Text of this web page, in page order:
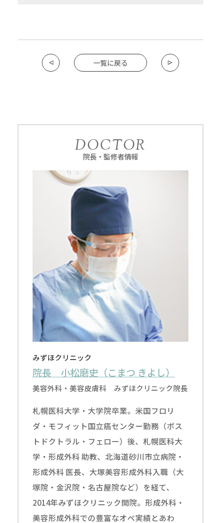
一覧に戻る
DOCTOR
院長・監修者情報
みずほクリニック
院長 小松磨史（こまつ きよし）
美容外科・美容皮膚科 みずほクリニック院長
札幌医科大学・大学院卒業。米国フロリ
ダ・モフィット国立癌センター勤務（ポス
トドクトラル・フェロー）後、札幌医科大
学・形成外科 助教、北海道砂川市立病院・
形成外科 医長、大塚美容形成外科入職（大
塚院・金沢院・名古屋院など）を経て、
2014年みずほクリニック開院。形成外科・
美容形成外科での豊富なオペ実績とあわ